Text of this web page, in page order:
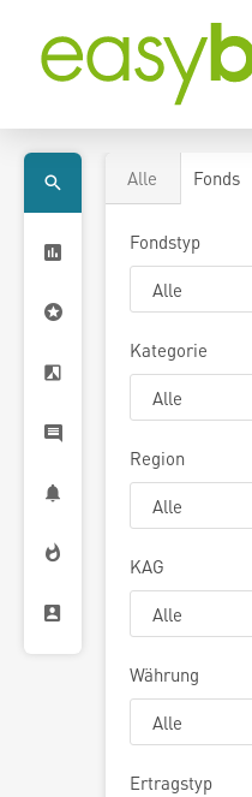
Alle Fonds
Fondstyp
Kategorie
Region
KAG
Währung
Ertragstyp